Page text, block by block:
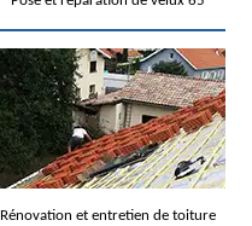
Rénovation et entretien de toiture